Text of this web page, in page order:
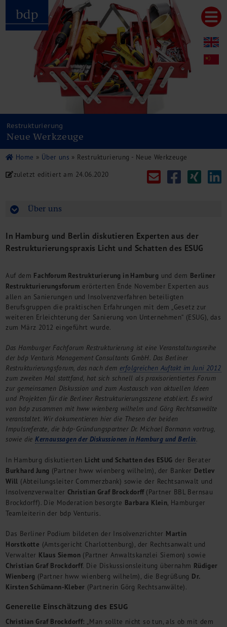
Hauptmenu
bdp aktuell
Über uns
Unternehmenswerte
Publikationen
Newsletter
Videos
Leistungen
Steuerberatung
Unternehmensfinanzierung
M&A + Unternehmensnachfolge
Management Consulting
China Consulting
Unternehmensgründung
Finanz- und Lohnbuchhaltung
Wirtschaftsprüfung
Steuerberatung
M&A Deutschland/China
Unternehmensfinanzierung
Industrielle Dienstleistungen
Inbound Investments
Coaching
Team
Events
Karriere
Kontakt
Restrukturierung
Neue Werkzeuge
Home » Über uns » Restrukturierung - Neue Werkzeuge
zuletzt editiert am 24.06.2020
Über uns
In Hamburg und Berlin diskutieren Experten aus der
Restrukturierungspraxis Licht und Schatten des ESUG
Auf dem Fachforum Restrukturierung in Hamburg und dem Berliner
Restrukturierungsforum erörterten Ende November Experten aus
allen an Sanierungen und Insolvenzverfahren beteiligten
Berufsgruppen die praktischen Erfahrungen mit dem „Gesetz zur
weiteren Erleichterung der Sanierung von Unternehmen“ (ESUG), das
zum März 2012 eingeführt wurde.
Das Hamburger Fachforum Restrukturierung ist eine Veranstaltungsreihe
der bdp Venturis Management Consultants GmbH. Das Berliner
Restrukturierungsforum, das nach dem erfolgreichen Auftakt im Juni 2012
zum zweiten Mal stattfand, hat sich schnell als praxisorientiertes Forum
zur gemeinsamen Diskussion und zum Austausch von aktuellen Ideen
und Projekten für die Berliner Restrukturierungsszene etabliert. Es wird
von bdp zusammen mit hww wienberg wilhelm und Görg Rechtsanwälte
veranstaltet. Wir dokumentieren hier die Thesen der beiden
Impulsreferate, die bdp-Gründungspartner Dr. Michael Bormann vortrug,
sowie dieKernaussagen der Diskussionen in Hamburg und Berlin
In Hamburg diskutierten Licht und Schatten des ESUG der Berater
Burkhard Jung (Partner hww wienberg wilhelm), der Banker Detlev
Will (Abteilungsleiter Commerzbank) sowie der Rechtsanwalt und
Insolvenzverwalter Christian Graf Brockdorff (Partner BBL Bernsau
Brockdorff). Die Moderation besorgte Barbara Klein , Hamburger
Teamleiterin der bdp Venturis.
Das Berliner Podium bildeten der Insolvenzrichter Martin
Horstkotte (Amtsgericht Charlottenburg), der Rechtsanwalt und
Verwalter Klaus Siemon (Partner Anwaltskanzlei Siemon) sowie
Christian Graf Brockdorff. Die Diskussionsleitung übernahm Rüdiger
Wienberg (Partner hww wienberg wilhelm), die Begrüßung Dr.
Kirsten Schümann-Kleber (Partnerin Görg Rechtsanwälte).
Generelle Einschätzung des ESUG
Christian Graf Brockdorff: „Man sollte nicht so tun, als ob mit dem